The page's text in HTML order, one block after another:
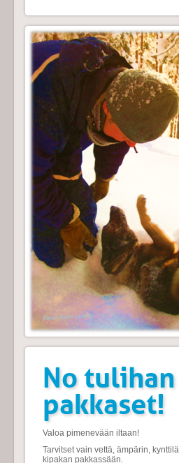
No
pakkaset!
Valoa pimenevään iltaan!
Tarvitset vain vettä, ämpärin,
kipakan pakkassään.